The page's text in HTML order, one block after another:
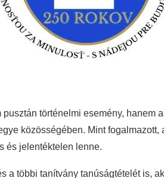
történelmi esemény, hanem
közösségében. Mint
és jelentéktelen lenne.
a többi tanítvány tanúságtételét is,